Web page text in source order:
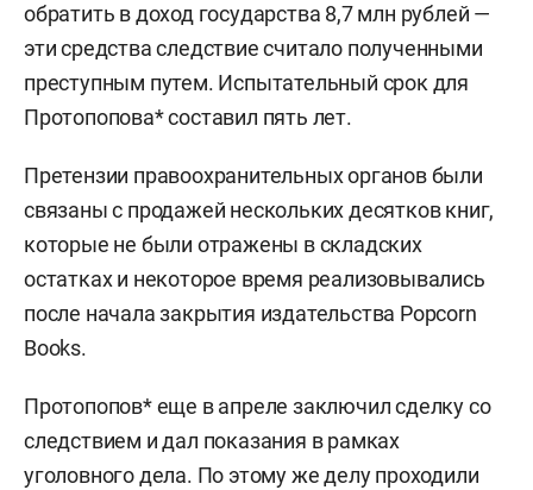
обратить в доход государства 8,7 млн рублей —
эти средства следствие считало полученными
преступным путем. Испытательный срок для
Протопопова* составил пять лет.
Претензии правоохранительных органов были
связаны с продажей нескольких десятков книг,
которые не были отражены в складских
остатках и некоторое время реализовывались
после начала закрытия издательства Popcorn
Books.
Протопопов* еще в апреле заключил сделку со
следствием и дал показания в рамках
уголовного дела. По этому же делу проходили